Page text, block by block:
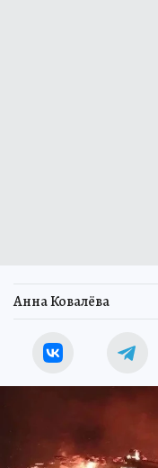
Анна Ковалёва